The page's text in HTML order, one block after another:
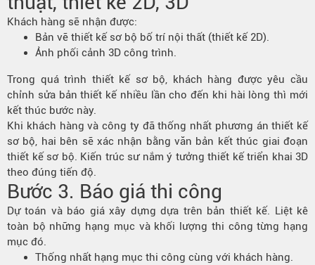
Khách hàng sẽ nhận được:
Bản vẽ thiết kế sơ bộ bố trí nội thất (thiết kế 2D).
Ảnh phối cảnh 3D công trình.
Trong quá trình thiết kế sơ bộ, khách hàng được yêu cầu
chỉnh sửa bản thiết kế nhiều lần cho đến khi hài lòng thì mới
kết thúc bước này.
Khi khách hàng và công ty đã thống nhất phương án thiết kế
sơ bộ, hai bên sẽ xác nhận bằng văn bản kết thúc giai đoạn
thiết kế sơ bộ. Kiến trúc sư nắm ý tưởng thiết kế triển khai 3D
theo đúng tiến độ.
Bước 3. Báo giá thi công
Dự toán và báo giá xây dựng dựa trên bản thiết kế. Liệt kê
toàn bộ những hạng mục và khối lượng thi công từng hạng
mục đó.
Thống nhất hạng mục thi công cùng với khách hàng.